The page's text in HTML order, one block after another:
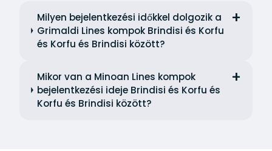
Milyen bejelentkezési időkkel dolgozik a
Grimaldi Lines kompok Brindisi és Korfu
és Korfu és Brindisi között?
Mikor van a Minoan Lines kompok
bejelentkezési ideje Brindisi és Korfu és
Korfu és Brindisi között?